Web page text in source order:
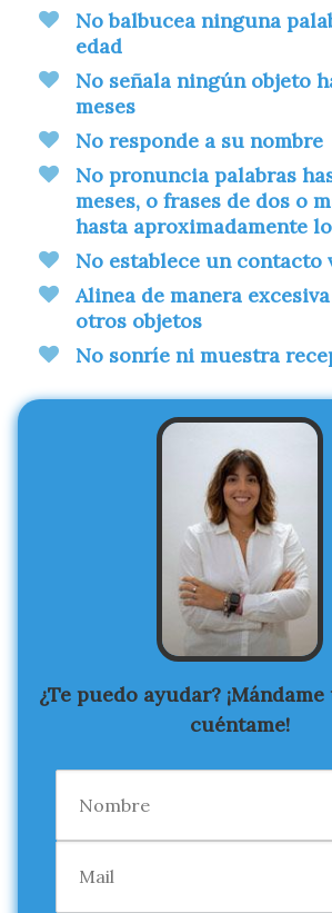
No balbucea ninguna
edad
No señala ningún objeto
meses
No responde a su nombre
No pronuncia palabras
meses, o frases de dos o
hasta aproximadamente
No establece un
Alinea de manera
otros objetos
No sonríe ni muestra
¿Te puedo ayudar?
cuéntame!